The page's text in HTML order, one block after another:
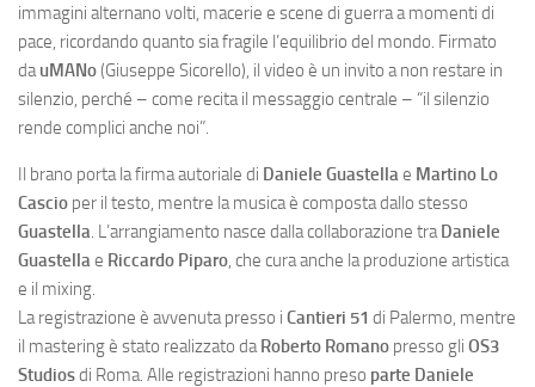
immagini alternano volti, macerie e scene di guerra a momenti di
pace, ricordando quanto sia fragile l’equilibrio del mondo. Firmato
dauMANo(Giuseppe Sicorello), il video è un invito a non restare in
silenzio, perché – come recita il messaggio centrale – “il silenzio
rende complici anche noi”.
Il brano porta la firma autoriale di Daniele Guastellae Martino Lo
Cascio per il testo, mentre la musica è composta dallo stesso
Guastella. L’arrangiamento nasce dalla collaborazione traDaniele
Guastellae Riccardo Piparo, che cura anche la produzione artistica
e il mixing.
La registrazione è avvenuta presso i Cantieri 51 di Palermo, mentre
il mastering è stato realizzato daRoberto Romano presso gli OS3
Studiosdi Roma. Alle registrazioni hanno preso parte Daniele